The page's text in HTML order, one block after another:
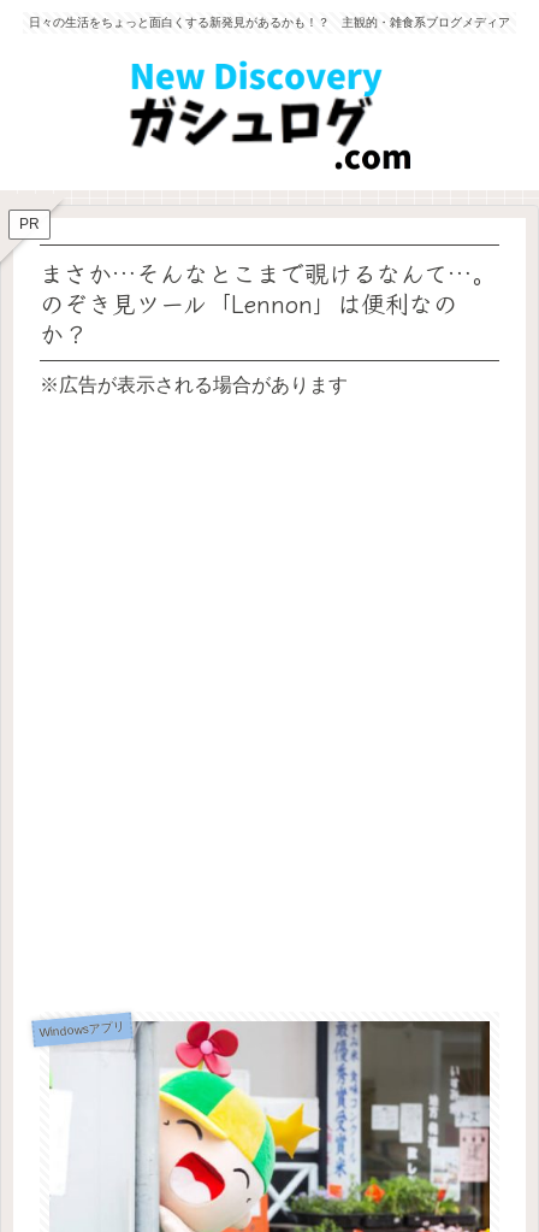
日々の生活をちょっと面白くする新発見があるかも！？ 主観的・雑食系ブログメディア
PR
まさか…そんなとこまで覗けるなんて…。
のぞき見ツール「Lennon」は便利なの
か？
※広告が表示される場合があります
Windowsアプリ